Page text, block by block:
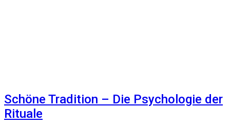
Schöne Tradition – Die Psychologie der
Rituale